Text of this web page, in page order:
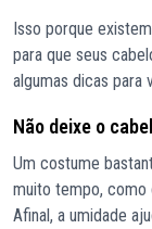
Isso porque
para que seus
algumas dicas para
Não deixe o
Um costume
muito tempo, como
Afinal, a umidade